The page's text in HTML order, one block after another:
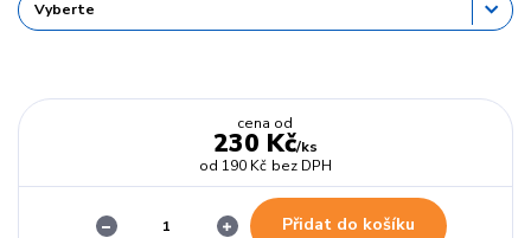
cena od
230 Kč/ks
od 190 Kč bez DPH
Přidat do košíku